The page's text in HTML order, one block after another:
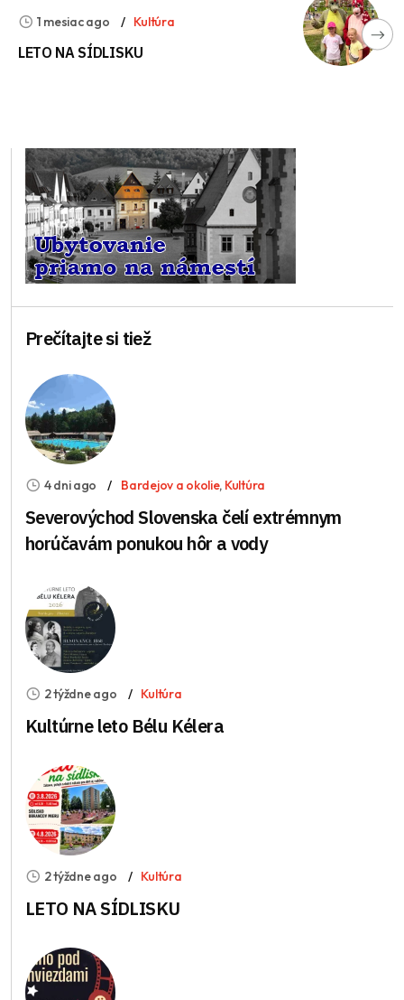
1 mesiac ago Kultúra
LETO NA SÍDLISKU
Prečítajte si tiež
4 dni ago Bardejov a okolie, Kultúra
Severovýchod Slovenska čelí extrémnym
horúčavám ponukou hôr a vody
2 týždne ago Kultúra
Kultúrne leto Bélu Kélera
2 týždne ago Kultúra
LETO NA SÍDLISKU